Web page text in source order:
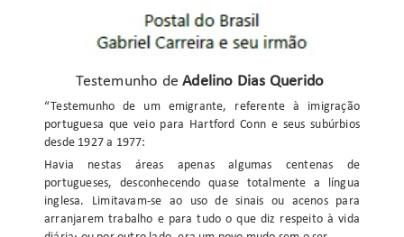
Testemunho deAdelino Dias Querido
“Testemunho de um emigrante, referente à imigração
portuguesa que veio para Hartford Conn e seus subúrbios
desde 1927 a 1977:
Havia nestas áreas apenas algumas centenas de
portugueses, desconhecendo quase totalmente a língua
inglesa. Limitavam-se ao uso de sinais ou acenos para
arranjarem trabalho e para tudo o que diz respeito à vida